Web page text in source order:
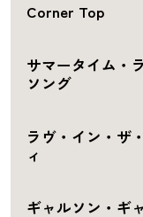
Corner Top
サマータイム・
ソング
ラヴ・イン・ザ
ィ
ギャルソン・ギ